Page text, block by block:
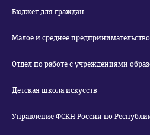
Бюджет для граждан
Малое и среднее предпринимательство
Отдел по работе с учреждениями
Детская школа искусств
Управление ФСКН России по